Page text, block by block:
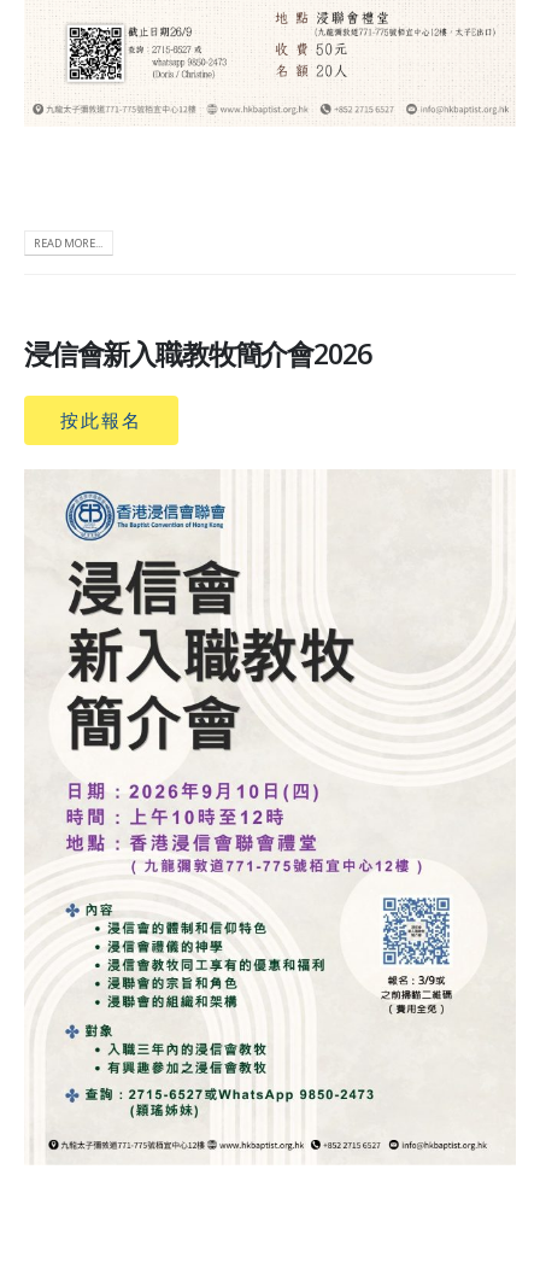
READ MORE...
浸信會新入職教牧簡介會2026
按此報名